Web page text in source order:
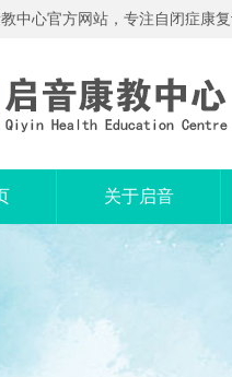
中心官方网站，专注自闭症康
关于启音
服务范围